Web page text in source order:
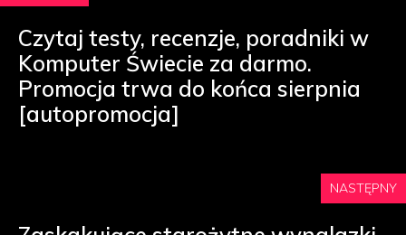
Czytaj testy, recenzje, poradniki w
Komputer Świecie za darmo.
Promocja trwa do końca sierpnia
[autopromocja]
NASTĘPNY